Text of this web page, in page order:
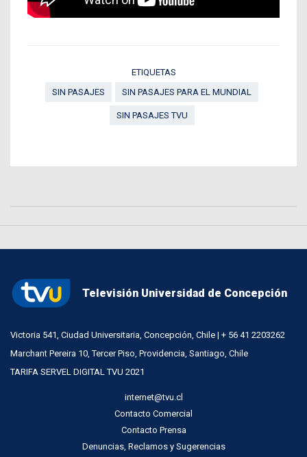
ETIQUETAS
SIN PASAJES
SIN PASAJES PARA EL MUNDIAL
SIN PASAJES TVU
Televisión Universidad de Concepción
Victoria 541, Ciudad Universitaria, Concepción, Chile | + 56 41 2203262
Marchant Pereira 10, Tercer Piso, Providencia, Santiago, Chile
TARIFA SERVEL DIGITAL TVU 2021
internet@tvu.cl
Contacto Comercial
Contacto Prensa
Denuncias, Reclamos y Sugerencias